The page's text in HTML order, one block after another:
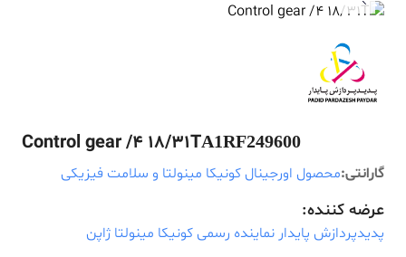
Control gear /4 18/31TA1RF249600
گارانتی:محصول اورجینال کونیکا مینولتا و سلامت فیزیکی
عرضه کننده:
پدیدپردازش پایدار نماینده رسمی کونیکا مینولتا ژاپن